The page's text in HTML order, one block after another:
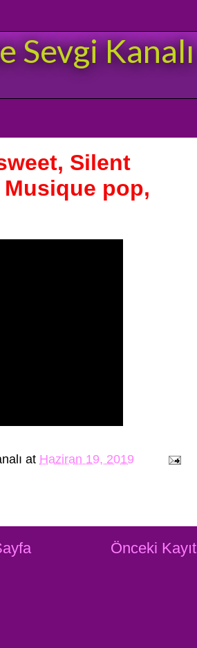
Sevgi Kanalı
Silent
pop,
at Haziran 19, 2019
Önceki Kayıt